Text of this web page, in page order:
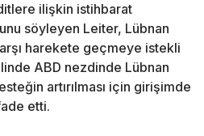
ilişkin istihbarat
söyleyen Leiter, Lübnan
harekete geçmeye istekli
ABD nezdinde Lübnan
artırılması için girişimde
etti.